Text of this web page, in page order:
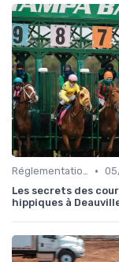
Réglementation des courses •
Les secrets des
hippiques à